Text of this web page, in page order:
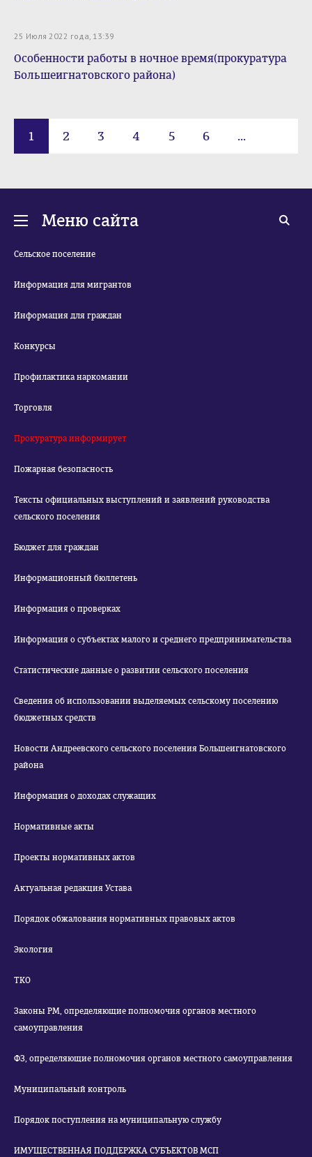
25 Июля 2022 года, 13:39
Особенности работы в ночное время(прокуратура
Большеигнатовского района)
1 2 3 4 5 6 ...
Меню сайта
Сельское поселение
Информация для мигрантов
Информация для граждан
Конкурсы
Профилактика наркомании
Торговля
Прокуратура информирует
Пожарная безопасность
Тексты официальных выступлений и заявлений руководства
сельского поселения
Бюджет для граждан
Информационный бюллетень
Информация о проверках
Информация о субъектах малого и среднего предпринимательства
Статистические данные о развитии сельского поселения
Сведения об использовании выделяемых сельскому поселению
бюджетных средств
Новости Андреевского сельского поселения Большеигнатовского
района
Информация о доходах служащих
Нормативные акты
Проекты нормативных актов
Актуальная редакция Устава
Порядок обжалования нормативных правовых актов
Экология
ТКО
Законы РМ, определяющие полномочия органов местного
самоуправления
ФЗ, определяющие полномочия органов местного самоуправления
Муниципальный контроль
Порядок поступления на муниципальную службу
ИМУЩЕСТВЕННАЯ ПОДДЕРЖКА СУБЪЕКТОВ МСП